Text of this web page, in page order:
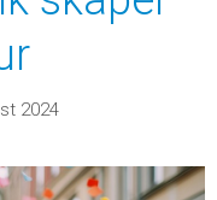
2024